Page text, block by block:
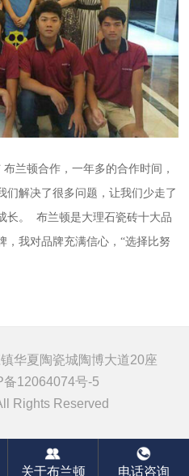
兰顿合作，一年多的合作时间，
们解决了很多问题，让我们少走了
长。布兰顿是大理石瓷砖十大品
，我对品牌充满信心，“选择比努
华夏陶瓷城陶博大道20座
备12064074号-5
Rights Reserved
关于布兰顿 电话咨询